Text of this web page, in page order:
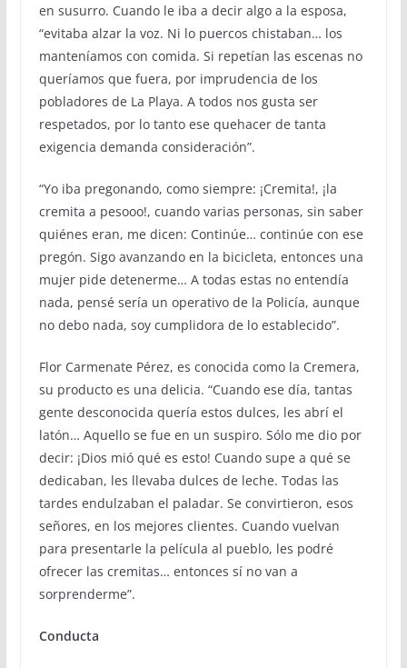
en susurro. Cuando le iba a decir algo a la esposa,
“evitaba alzar la voz. Ni lo puercos chistaban… los
manteníamos con comida. Si repetían las escenas no
queríamos que fuera, por imprudencia de los
pobladores de La Playa. A todos nos gusta ser
respetados, por lo tanto ese quehacer de tanta
exigencia demanda consideración”.
“Yo iba pregonando, como siempre: ¡Cremita!, ¡la
cremita a pesooo!, cuando varias personas, sin saber
quiénes eran, me dicen: Continúe… continúe con ese
pregón. Sigo avanzando en la bicicleta, entonces una
mujer pide detenerme… A todas estas no entendía
nada, pensé sería un operativo de la Policía, aunque
no debo nada, soy cumplidora de lo establecido”.
Flor Carmenate Pérez, es conocida como la Cremera,
su producto es una delicia. “Cuando ese día, tantas
gente desconocida quería estos dulces, les abrí el
latón… Aquello se fue en un suspiro. Sólo me dio por
decir: ¡Dios mió qué es esto! Cuando supe a qué se
dedicaban, les llevaba dulces de leche. Todas las
tardes endulzaban el paladar. Se convirtieron, esos
señores, en los mejores clientes. Cuando vuelvan
para presentarle la película al pueblo, les podré
ofrecer las cremitas… entonces sí no van a
sorprenderme”.
Conducta